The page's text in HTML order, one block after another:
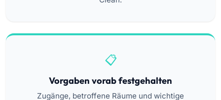
Vorgaben vorab festgehalten
Zugänge, betroffene Räume und wichtige